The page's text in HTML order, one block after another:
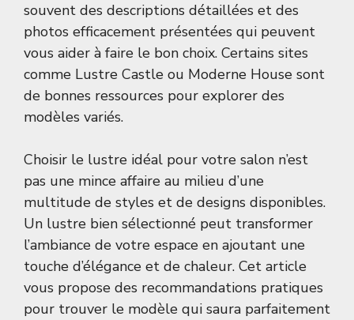
souvent des descriptions détaillées et des
photos efficacement présentées qui peuvent
vous aider à faire le bon choix. Certains sites
comme Lustre Castle ou Moderne House sont
de bonnes ressources pour explorer des
modèles variés.
Choisir le lustre idéal pour votre salon n’est
pas une mince affaire au milieu d’une
multitude de styles et de designs disponibles.
Un lustre bien sélectionné peut transformer
l’ambiance de votre espace en ajoutant une
touche d’élégance et de chaleur. Cet article
vous propose des recommandations pratiques
pour trouver le modèle qui saura parfaitement